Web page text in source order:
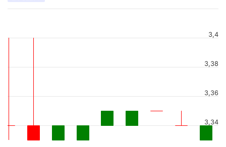
3,34
3,36
3,38
3,4